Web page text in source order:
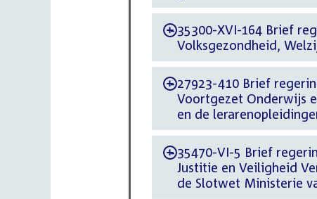
-35300-XVI-164 Brief
Volksgezondheid,
-27923-410 Brief
Voortgezet Onderwijs
en de
-35470-VI-5 Brief
Justitie en Veiligheid
de Slotwet Ministerie